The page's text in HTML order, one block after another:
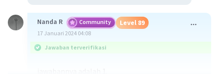
Nanda R Community Level 89
17 Januari 2024 04:08
Jawaban terverifikasi